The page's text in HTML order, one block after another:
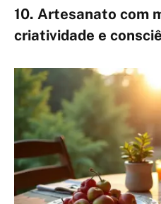
10. Artesanato com
criatividade e